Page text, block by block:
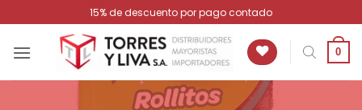
al
contenido
15% de descuento por pago contado
0